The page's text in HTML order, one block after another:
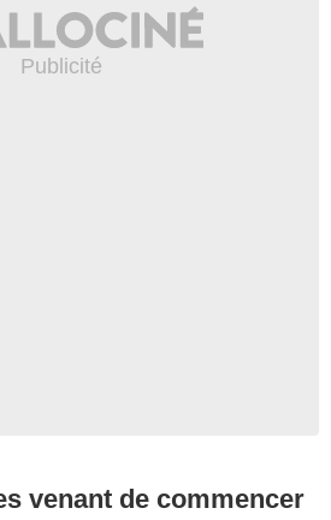
venant de commencer